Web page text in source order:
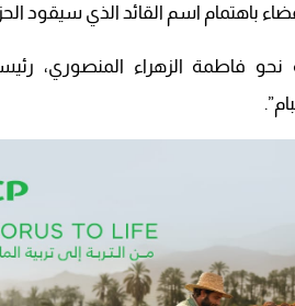
باهتمام اسم القائد الذي سيقود
نحو فاطمة الزهراء المنصوري،